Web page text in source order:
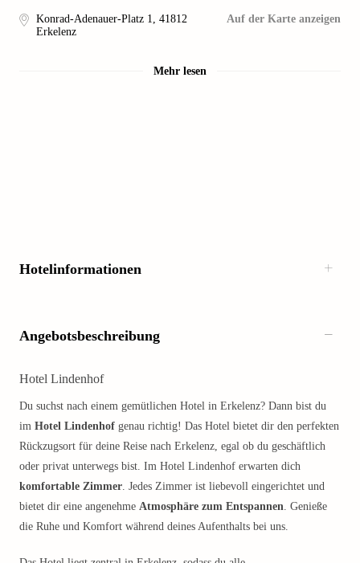
Konrad-Adenauer-Platz 1, 41812
Erkelenz
Auf der Karte anzeigen
Mehr lesen
Hotelinformationen
Angebotsbeschreibung
Hotel Lindenhof
Du suchst nach einem gemütlichen Hotel in Erkelenz? Dann bist du
im Hotel Lindenhof genau richtig! Das Hotel bietet dir den perfekten
Rückzugsort für deine Reise nach Erkelenz, egal ob du geschäftlich
oder privat unterwegs bist. Im Hotel Lindenhof erwarten dich
komfortable Zimmer. Jedes Zimmer ist liebevoll eingerichtet und
bietet dir eine angenehme Atmosphäre zum Entspannen. Genieße
die Ruhe und Komfort während deines Aufenthalts bei uns.